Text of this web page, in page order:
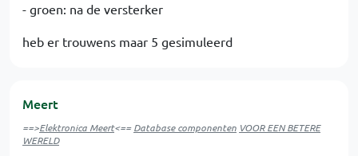
- groen: na de versterker
heb er trouwens maar 5 gesimuleerd
Meert
==>Elektronica Meert<==Database componenten VOOR EEN BETERE
WERELD